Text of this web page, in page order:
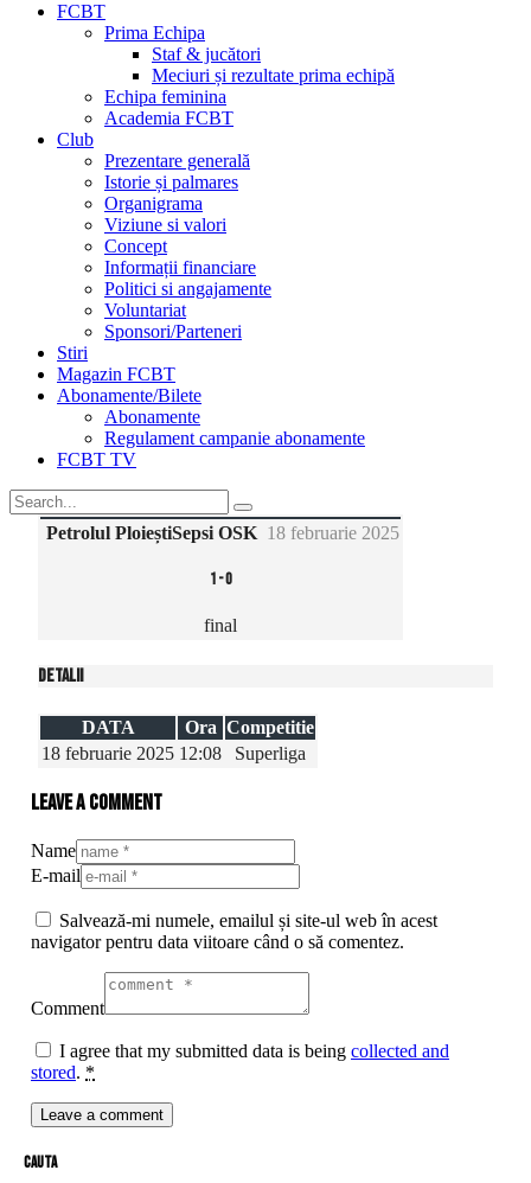
FCBT
Prima Echipa
Staf & jucători
Meciuri și rezultate prima echipă
Echipa feminina
Academia FCBT
Club
Prezentare generală
Istorie și palmares
Organigrama
Viziune si valori
Concept
Informații financiare
Politici si angajamente
Voluntariat
Sponsori/Parteneri
Stiri
Magazin FCBT
Abonamente/Bilete
Abonamente
Regulament campanie abonamente
FCBT TV
Petrolul PloieștiSepsi OSK 18 februarie 2025
1 -0
final
Detalii
DATA Ora Competitie
18 februarie 2025 12:08 Superliga
Leave a comment
Name
E-mail
Salvează-mi numele, emailul și site-ul web în acest
navigator pentru data viitoare când o să comentez.
Comment
I agree that my submitted data is being collected and
stored. *
cauta